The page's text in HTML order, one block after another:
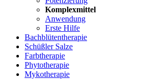
Komplexmittel
Anwendung
Erste Hilfe
Bachblütentherapie
Schüßler Salze
Farbtherapie
Phytotherapie
Mykotherapie